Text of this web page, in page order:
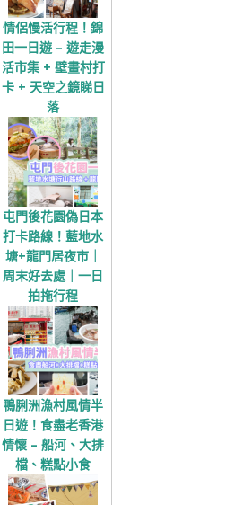
情侶慢活行程！錦
田一日遊 – 遊走漫
活市集 + 壁畫村打
卡 + 天空之鏡睇日
落
屯門後花園偽日本
打卡路線！藍地水
塘+龍門居夜市｜
周末好去處｜一日
拍拖行程
鴨脷洲漁村風情半
日遊！食盡老香港
情懷 – 船河、大排
檔、糕點小食